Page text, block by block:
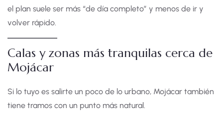
el plan suele ser más “de día completo” y menos de ir y
volver rápido.
Calas y zonas más tranquilas cerca de
Mojácar
Si lo tuyo es salirte un poco de lo urbano, Mojácar también
tiene tramos con un punto más natural.